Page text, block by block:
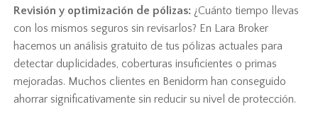
Revisión y optimización de pólizas: ¿Cuánto tiempo llevas
con los mismos seguros sin revisarlos? En Lara Broker
hacemos un análisis gratuito de tus pólizas actuales para
detectar duplicidades, coberturas insuficientes o primas
mejoradas. Muchos clientes en Benidorm han conseguido
ahorrar significativamente sin reducir su nivel de protección.